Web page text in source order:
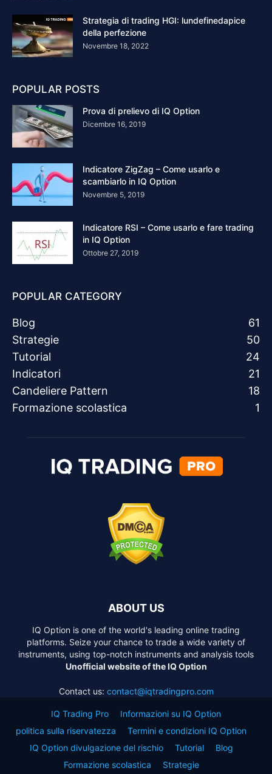
Strategia di trading HGI: lundefinedapice
della perfezione
Novembre 18, 2022
POPULAR POSTS
Prova di prelievo di IQ Option
Dicembre 16, 2019
Indicatore ZigZag – Come usarlo e
scambiarlo in IQ Option
Novembre 5, 2019
Indicatore RSI – Come usarlo e fare trading
in IQ Option
Ottobre 27, 2019
POPULAR CATEGORY
Blog
61
Strategie
50
Tutorial
24
Indicatori
21
Candeliere Pattern
18
Formazione scolastica
1
ABOUT US
IQ Option is one of the world's leading online trading
platforms. Seize your chance to trade a wide variety of
instruments, using top-notch instruments and analysis tools
Unofficial website of the IQ Option
Contact us: contact@iqtradingpro.com
IQ Trading Pro
Informazioni su IQ Option
politica sulla riservatezza
Termini e condizioni IQ Option
IQ Option divulgazione del rischio
Tutorial
Blog
Formazione scolastica
Strategie